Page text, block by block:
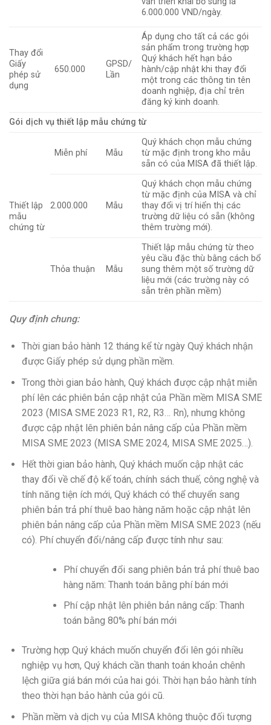
6.000.000 VND/ngày.
Thay đổi
Giấy
phép sử
dụng
650.000
GPSD/
Lần
Áp dụng cho tất cả các gói
sản phẩm trong trường hợp
Quý khách hết hạn bảo
hành/cập nhật khi thay đổi
một trong các thông tin tên
doanh nghiệp, địa chỉ trên
đăng ký kinh doanh.
Gói dịch vụ thiết lập mẫu chứng từ
Thiết lập
mẫu
chứng từ
Miễn phí Mẫu
Quý khách chọn mẫu chứng
từ mặc định trong kho mẫu
sẵn có của MISA đã thiết lập.
2.000.000 Mẫu
Quý khách chọn mẫu chứng
từ mặc định của MISA và chỉ
thay đổi vị trí hiển thị các
trường dữ liệu có sẵn (không
thêm trường mới).
Thỏa thuận Mẫu
Thiết lập mẫu chứng từ theo
yêu cầu đặc thù bằng cách bổ
sung thêm một số trường dữ
liệu mới (các trường này có
sẵn trên phần mềm)
Quy định chung:
Thời gian bảo hành 12 tháng kể từ ngày Quý khách nhận
được Giấy phép sử dụng phần mềm.
Trong thời gian bảo hành, Quý khách được cập nhật miễn
phí lên các phiên bản cập nhật của Phần mềm MISA SME
2023 (MISA SME 2023 R1, R2, R3… Rn), nhưng không
được cập nhật lên phiên bản nâng cấp của Phần mềm
MISA SME 2023 (MISA SME 2024, MISA SME 2025…).
Hết thời gian bảo hành, Quý khách muốn cập nhật các
thay đổi về chế độ kế toán, chính sách thuế, công nghệ và
tính năng tiện ích mới, Quý khách có thể chuyển sang
phiên bản trả phí thuê bao hàng năm hoặc cập nhật lên
phiên bản nâng cấp của Phần mềm MISA SME 2023 (nếu
có). Phí chuyển đổi/nâng cấp được tính như sau:
Phí chuyển đổi sang phiên bản trả phí thuê bao
hàng năm: Thanh toán bằng phí bán mới
Phí cập nhật lên phiên bản nâng cấp: Thanh
toán bằng 80% phí bán mới
Trường hợp Quý khách muốn chuyển đổi lên gói nhiều
nghiệp vụ hơn, Quý khách cần thanh toán khoản chênh
lệch giữa giá bán mới của hai gói. Thời hạn bảo hành tính
theo thời hạn bảo hành của gói cũ.
Phần mềm và dịch vụ của MISA không thuộc đối tượng